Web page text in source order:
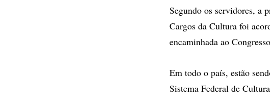
Segundo os servidores, a
Cargos da Cultura foi
encaminhada ao
Em todo o país, estão
Sistema Federal de